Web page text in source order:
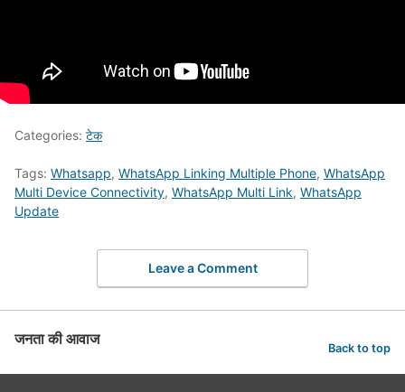
Categories: टेक
Tags: Whatsapp, WhatsApp Linking Multiple Phone, WhatsApp
Multi Device Connectivity, WhatsApp Multi Link, WhatsApp
Update
Leave a Comment
जनता की आवाज Back to top